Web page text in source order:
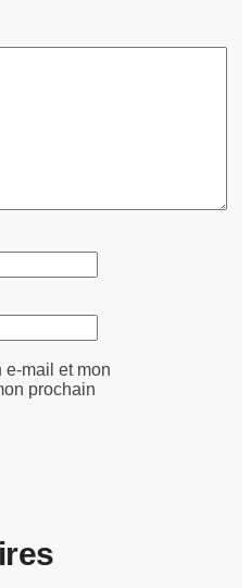
e-mail et mon
prochain